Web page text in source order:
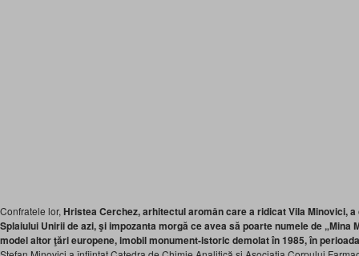
Confratele lor, Hristea Cerchez, arhitectul aromân care a ridicat Vila Minovici,
Splaiului Unirii de azi, şi impozanta morgă ce avea să poarte numele de
model altor ţări europene, imobil monument-istoric demolat în 1985, în